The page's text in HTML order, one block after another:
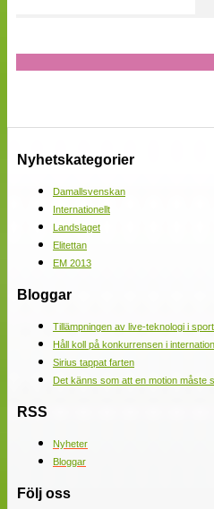
Nyhetskategorier
Damallsvenskan
Internationellt
Landslaget
Elitettan
EM 2013
Bloggar
Tillämpningen av live-teknologi i
Håll koll på konkurrensen i
Sirius tappat farten
Det känns som att en motion måste
RSS
Nyheter
Bloggar
Följ oss